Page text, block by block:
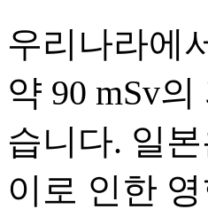
우리나라에
약 90 mSv
습니다. 일
이로 인한